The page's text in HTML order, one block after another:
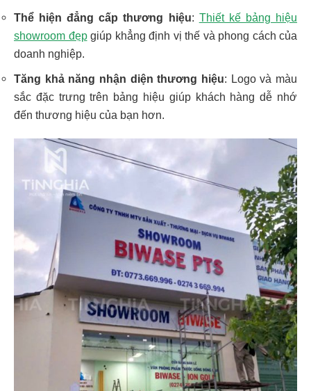
Thể hiện đẳng cấp thương hiệu: Thiết kế bảng hiệu
showroom đẹpgiúp khẳng định vị thế và phong cách của
doanh nghiệp.
Tăng khả năng nhận diện thương hiệu: Logo và màu
sắc đặc trưng trên bảng hiệu giúp khách hàng dễ nhớ
đến thương hiệu của bạn hơn.